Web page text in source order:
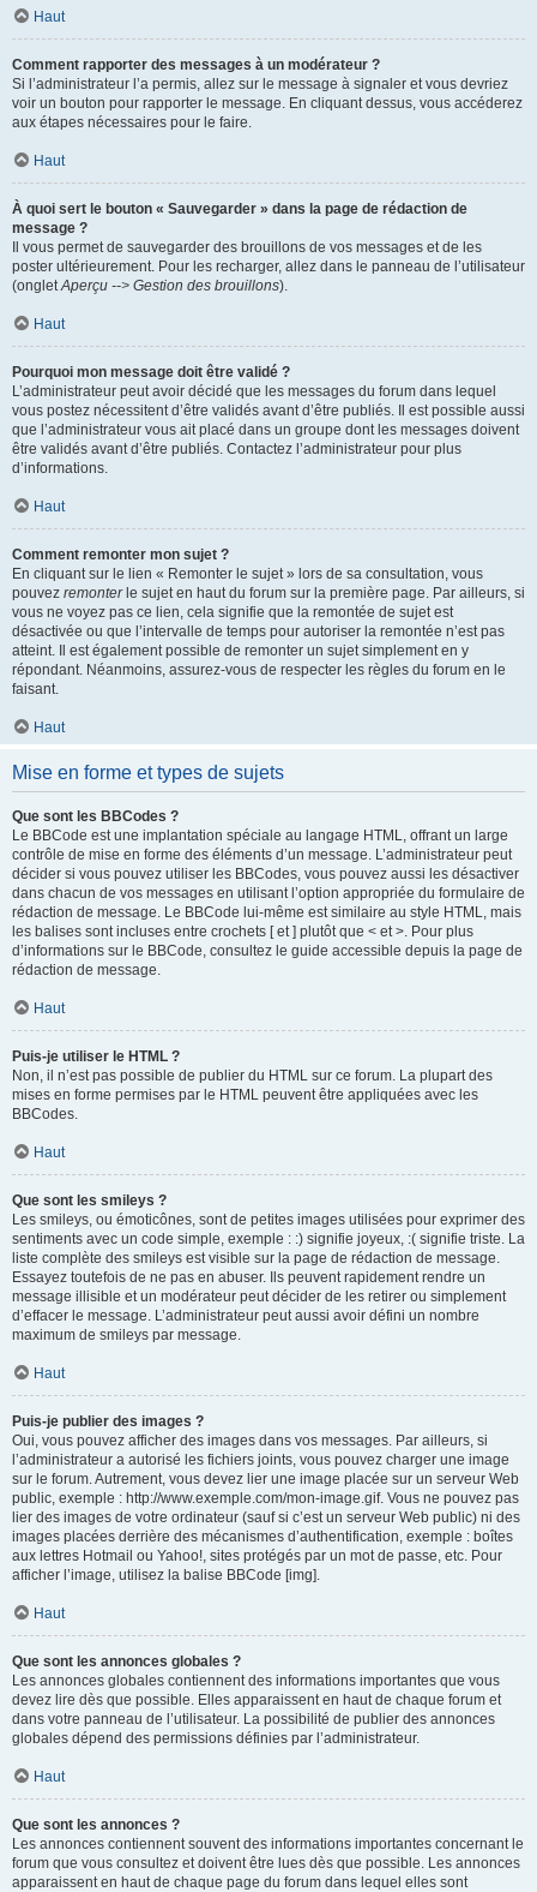
Haut
Comment rapporter des messages à un modérateur ?
Si l’administrateur l’a permis, allez sur le message à signaler et vous devriez
voir un bouton pour rapporter le message. En cliquant dessus, vous accéderez
aux étapes nécessaires pour le faire.
Haut
À quoi sert le bouton « Sauvegarder » dans la page de rédaction de
message ?
Il vous permet de sauvegarder des brouillons de vos messages et de les
poster ultérieurement. Pour les recharger, allez dans le panneau de l’utilisateur
(ongletAperçu --> Gestion des brouillons).
Haut
Pourquoi mon message doit être validé ?
L’administrateur peut avoir décidé que les messages du forum dans lequel
vous postez nécessitent d’être validés avant d’être publiés. Il est possible aussi
que l’administrateur vous ait placé dans un groupe dont les messages doivent
être validés avant d’être publiés. Contactez l’administrateur pour plus
d’informations.
Haut
Comment remonter mon sujet ?
En cliquant sur le lien « Remonter le sujet » lors de sa consultation, vous
pouvez remonterle sujet en haut du forum sur la première page. Par ailleurs, si
vous ne voyez pas ce lien, cela signifie que la remontée de sujet est
désactivée ou que l’intervalle de temps pour autoriser la remontée n’est pas
atteint. Il est également possible de remonter un sujet simplement en y
répondant. Néanmoins, assurez-vous de respecter les règles du forum en le
faisant.
Haut
Mise en forme et types de sujets
Que sont les BBCodes ?
Le BBCode est une implantation spéciale au langage HTML, offrant un large
contrôle de mise en forme des éléments d’un message. L’administrateur peut
décider si vous pouvez utiliser les BBCodes, vous pouvez aussi les désactiver
dans chacun de vos messages en utilisant l’option appropriée du formulaire de
rédaction de message. Le BBCode lui-même est similaire au style HTML, mais
les balises sont incluses entre crochets [ et ] plutôt que < et >. Pour plus
d’informations sur le BBCode, consultez le guide accessible depuis la page de
rédaction de message.
Haut
Puis-je utiliser le HTML ?
Non, il n’est pas possible de publier du HTML sur ce forum. La plupart des
mises en forme permises par le HTML peuvent être appliquées avec les
BBCodes.
Haut
Que sont les smileys ?
Les smileys, ou émoticônes, sont de petites images utilisées pour exprimer des
sentiments avec un code simple, exemple : :) signifie joyeux, :( signifie triste. La
liste complète des smileys est visible sur la page de rédaction de message.
Essayez toutefois de ne pas en abuser. Ils peuvent rapidement rendre un
message illisible et un modérateur peut décider de les retirer ou simplement
d’effacer le message. L’administrateur peut aussi avoir défini un nombre
maximum de smileys par message.
Haut
Puis-je publier des images ?
Oui, vous pouvez afficher des images dans vos messages. Par ailleurs, si
l’administrateur a autorisé les fichiers joints, vous pouvez charger une image
sur le forum. Autrement, vous devez lier une image placée sur un serveur Web
public, exemple : http://www.exemple.com/mon-image.gif. Vous ne pouvez pas
lier des images de votre ordinateur (sauf si c’est un serveur Web public) ni des
images placées derrière des mécanismes d’authentification, exemple : boîtes
aux lettres Hotmail ou Yahoo!, sites protégés par un mot de passe, etc. Pour
afficher l’image, utilisez la balise BBCode [img].
Haut
Que sont les annonces globales ?
Les annonces globales contiennent des informations importantes que vous
devez lire dès que possible. Elles apparaissent en haut de chaque forum et
dans votre panneau de l’utilisateur. La possibilité de publier des annonces
globales dépend des permissions définies par l’administrateur.
Haut
Que sont les annonces ?
Les annonces contiennent souvent des informations importantes concernant le
forum que vous consultez et doivent être lues dès que possible. Les annonces
apparaissent en haut de chaque page du forum dans lequel elles sont